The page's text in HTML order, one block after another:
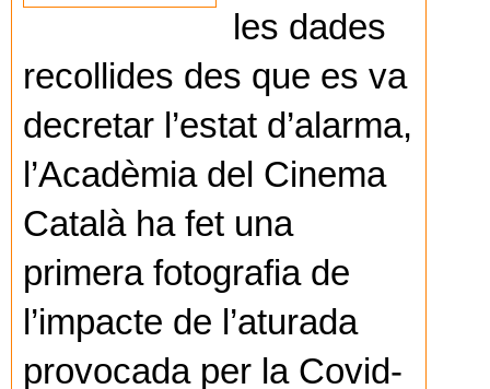
les dades
recollides des que es va
decretar l’estat d’alarma,
l’Acadèmia del Cinema
Català ha fet una
primera fotografia de
l’impacte de l’aturada
provocada per la Covid-